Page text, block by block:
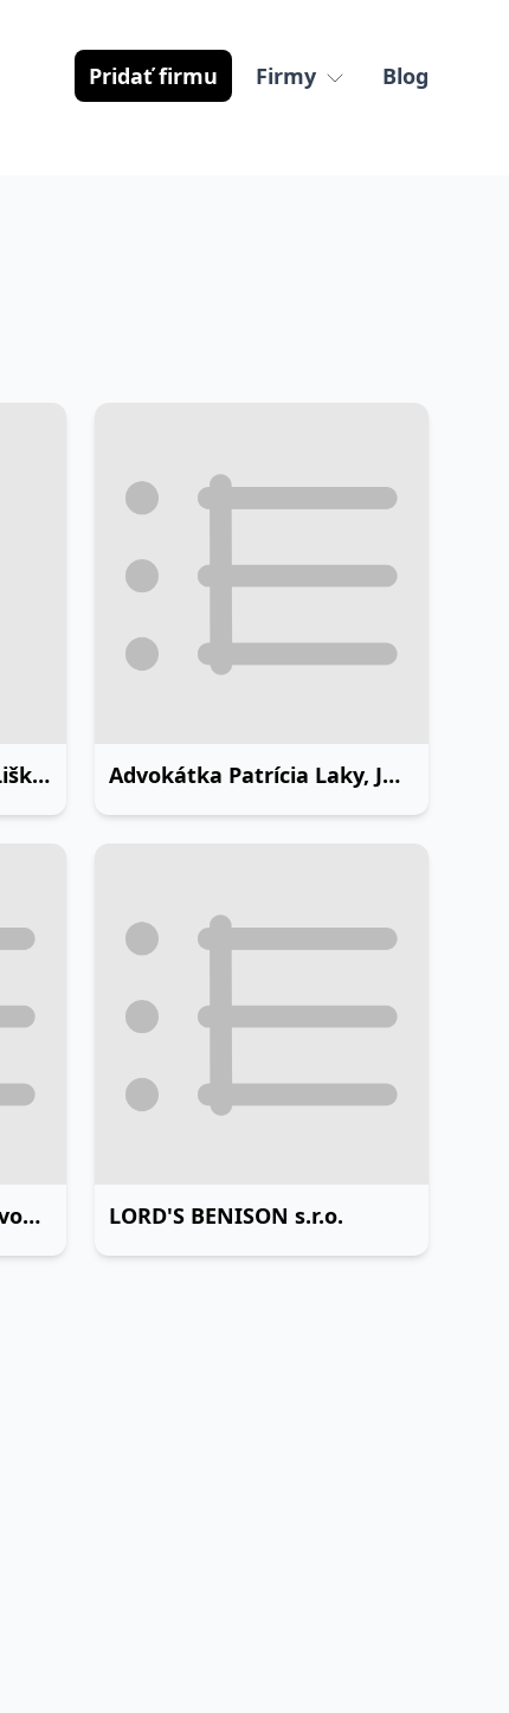
Pridať firmu Firmy Blog
Advokátka JUDr. Alena Lišková Advokátka Patrícia Laky, JUDr., LL.M.
JUDr. Peter Roháček, advokátska kancelária LORD'S BENISON s.r.o.